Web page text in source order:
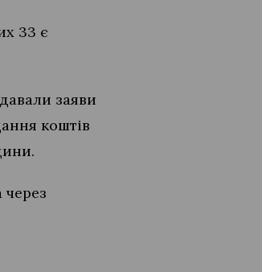
33 є
заяви
коштів